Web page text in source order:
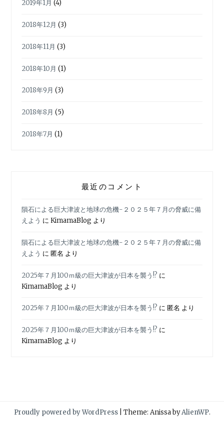
2019年1月 (4)
2018年12月 (3)
2018年11月 (3)
2018年10月 (1)
2018年9月 (3)
2018年8月 (5)
2018年7月 (1)
最近のコメント
隕石による巨大津波と地球の危機-２０２５年７月の脅威に備
えよう にKimamaBlog より
隕石による巨大津波と地球の危機-２０２５年７月の脅威に備
えよう に匿名 より
2025年７月100ｍ級の巨大津波が日本を襲う!? に
KimamaBlog より
2025年７月100ｍ級の巨大津波が日本を襲う!? に 匿名 より
2025年７月100ｍ級の巨大津波が日本を襲う!? に
KimamaBlog より
Proudly powered by WordPress Theme: Anissa byAlienWP.